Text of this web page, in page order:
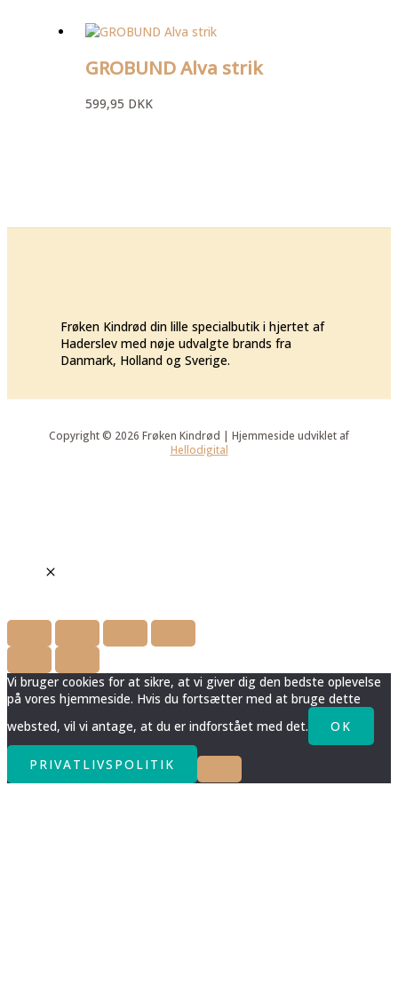
GROBUND Alva strik
599,95 DKK
Frøken Kindrød din lille specialbutik i hjertet af
Haderslev med nøje udvalgte brands fra
Danmark, Holland og Sverige.
Copyright © 2026 Frøken Kindrød | Hjemmeside udviklet af
Hellodigital
Vi bruger cookies for at sikre, at vi giver dig den bedste oplevelse
på vores hjemmeside. Hvis du fortsætter med at bruge dette
websted, vil vi antage, at du er indforstået med det.
OK
PRIVATLIVSPOLITIK